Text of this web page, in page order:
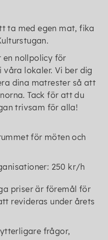
ta med egen mat, fika
en nollpolicy för
lokaler. Vi ber dig
dina matrester så att
Tack för att du
trivsam för alla!
för möten och
250 kr/h
priser är föremål för
revideras under årets
frågor,